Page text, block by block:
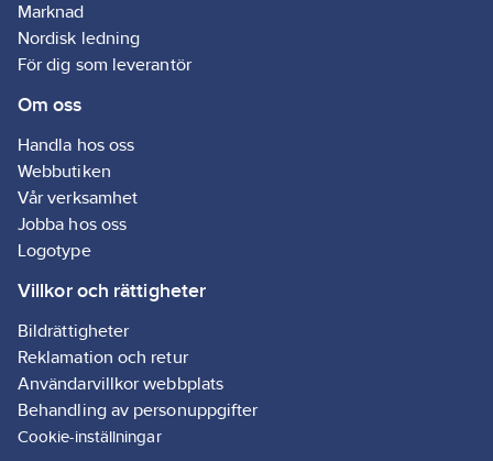
Marknad
Nordisk ledning
För dig som leverantör
Om oss
Handla hos oss
Webbutiken
Vår verksamhet
Jobba hos oss
Logotype
Villkor och rättigheter
Bildrättigheter
Reklamation och retur
Användarvillkor webbplats
Behandling av personuppgifter
Cookie-inställningar